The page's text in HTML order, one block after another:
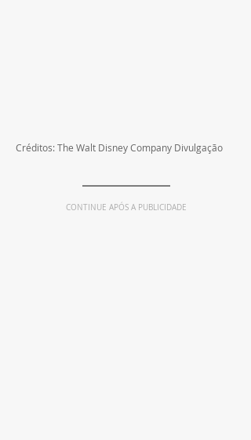
Créditos: The Walt Disney Company Divulgação
CONTINUE APÓS A PUBLICIDADE